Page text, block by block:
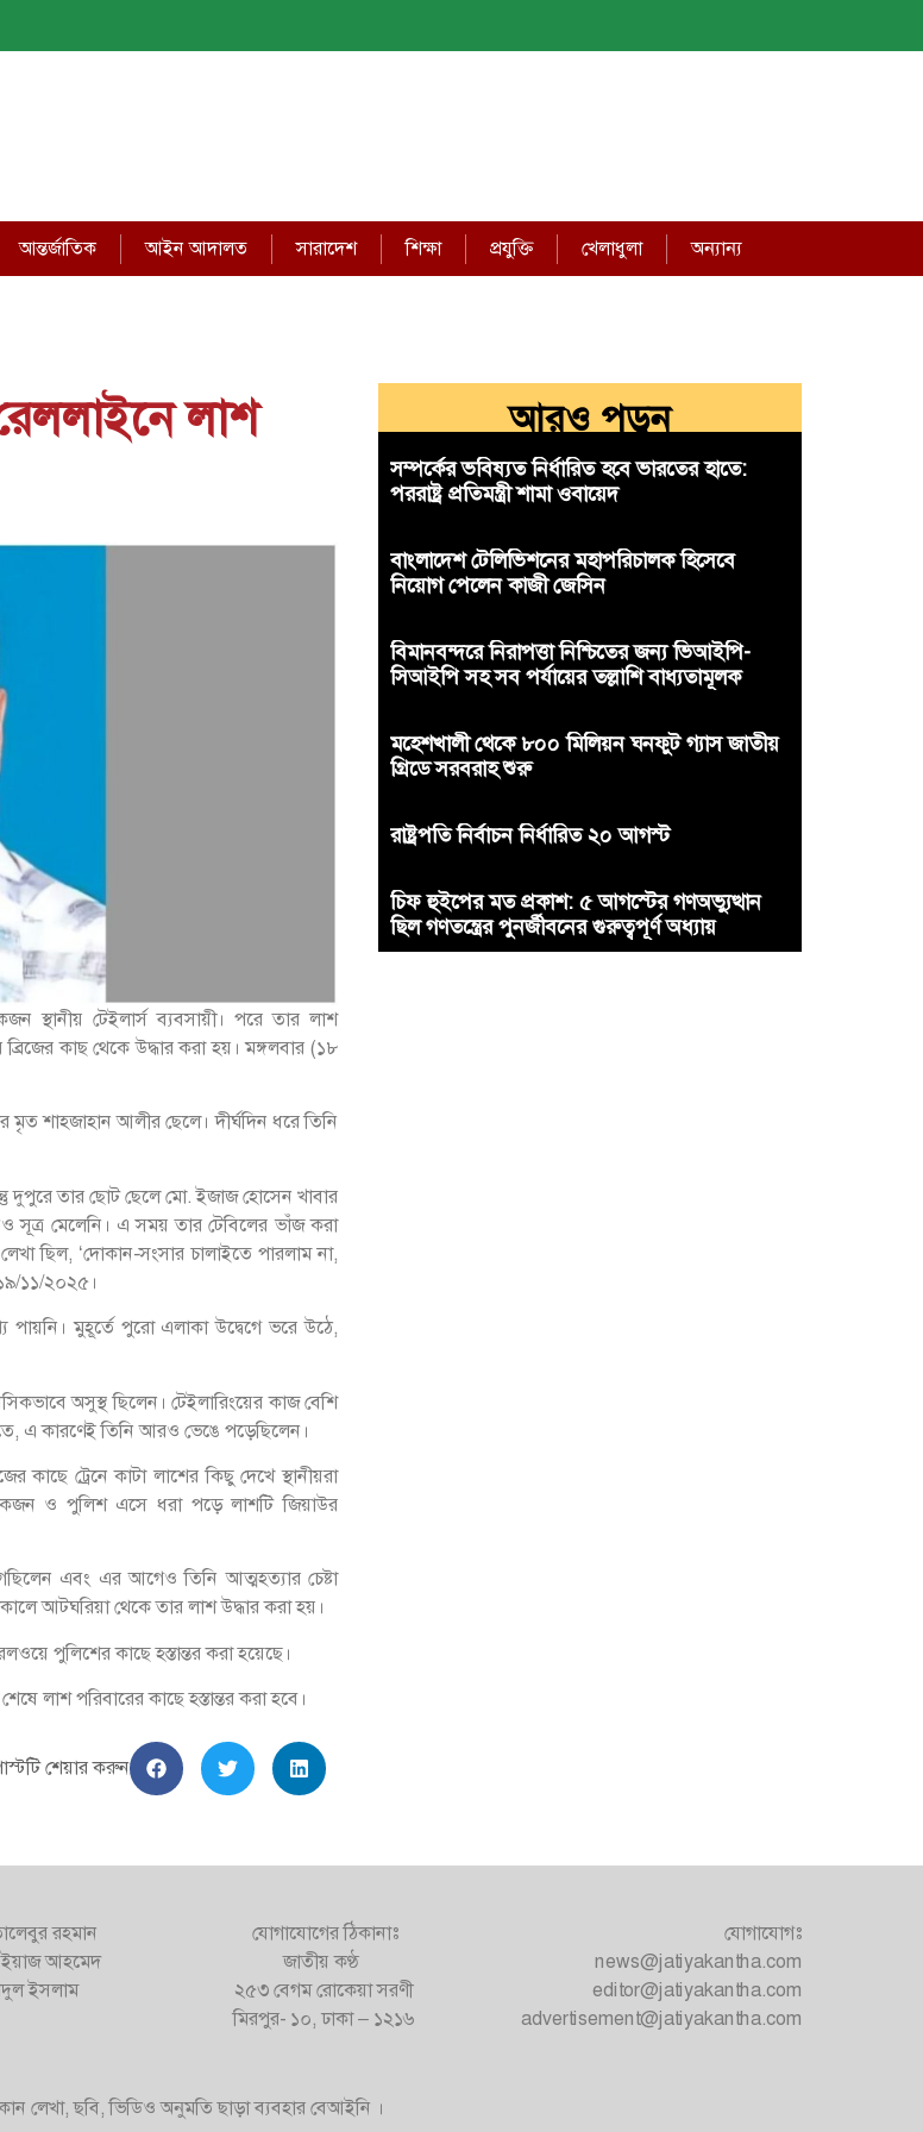
আন্তর্জাতিক আইন আদালত সারাদেশ শিক্ষা প্রযুক্তি খেলাধুলা অন্যান্য
লাশ
স্থানীয় টেইলার্স ব্যবসায়ী। পরে তার লাশ
কাছ থেকে উদ্ধার করা হয়। মঙ্গলবার (১৮
মৃত শাহজাহান আলীর ছেলে। দীর্ঘদিন ধরে তিনি
দুপুরে তার ছোট ছেলে মো. ইজাজ হোসেন খাবার
সূত্র মেলেনি। এ সময় তার টেবিলের ভাঁজ করা
ছিল, ‘দোকান-সংসার চালাইতে পারলাম না,
১১/২০২৫।
মুহূর্তে পুরো এলাকা উদ্বেগে ভরে উঠে,
অসুস্থ ছিলেন। টেইলারিংয়ের কাজ বেশি
এ কারণেই তিনি আরও ভেঙে পড়েছিলেন।
ট্রেনে কাটা লাশের কিছু দেখে স্থানীয়রা
ও পুলিশ এসে ধরা পড়ে লাশটি জিয়াউর
এবং এর আগেও তিনি আত্মহত্যার চেষ্টা
আটঘরিয়া থেকে তার লাশ উদ্ধার করা হয়।
পুলিশের কাছে হস্তান্তর করা হয়েছে।
লাশ পরিবারের কাছে হস্তান্তর করা হবে।
শেয়ার করুন
আরও পড়ুন
সম্পর্কের ভবিষ্যত নির্ধারিত হবে ভারতের হাতে:
পররাষ্ট্র প্রতিমন্ত্রী শামা ওবায়েদ
বাংলাদেশ টেলিভিশনের মহাপরিচালক হিসেবে
নিয়োগ পেলেন কাজী জেসিন
বিমানবন্দরে নিরাপত্তা নিশ্চিতের জন্য ভিআইপি-
সিআইপি সহ সব পর্যায়ের তল্লাশি বাধ্যতামূলক
মহেশখালী থেকে ৮০০ মিলিয়ন ঘনফুট গ্যাস জাতীয়
গ্রিডে সরবরাহ শুরু
রাষ্ট্রপতি নির্বাচন নির্ধারিত ২০ আগস্ট
চিফ হুইপের মত প্রকাশ: ৫ আগস্টের গণঅভ্যুত্থান
ছিল গণতন্ত্রের পুনর্জীবনের গুরুত্বপূর্ণ অধ্যায়
রহমান
ইয়াজ আহমেদ
ইসলাম
যোগাযোগের ঠিকানাঃ
জাতীয় কণ্ঠ
২৫৩ বেগম রোকেয়া সরণী
মিরপুর- ১০, ঢাকা – ১২১৬
যোগাযোগঃ
news@jatiyakantha.com
editor@jatiyakantha.com
advertisement@jatiyakantha.com
লেখা, ছবি, ভিডিও অনুমতি ছাড়া ব্যবহার বেআইনি ।